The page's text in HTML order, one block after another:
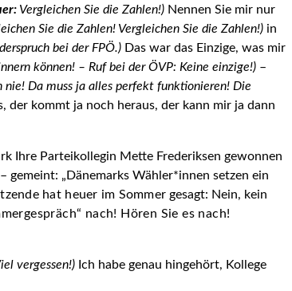
Vergleichen Sie die Zahlen!) Nennen Sie mir nur
Sie die Zahlen! Vergleichen Sie die Zahlen!) in
bei der FPÖ.) Das war das Einzige, was mir
können! – Ruf bei der ÖVP: Keine einzige!) –
Da muss ja alles perfekt funktionieren! Die
der kommt ja noch heraus, der kann mir ja dann
Ihre Par­teikollegin Mette Frederiksen gewonnen
„Dänemarks Wähler*innen setzen ein
hat heuer im Sommer gesagt: Nein, kein
nach! Hören Sie es nach!
vergessen!) Ich habe genau hingehört, Kollege